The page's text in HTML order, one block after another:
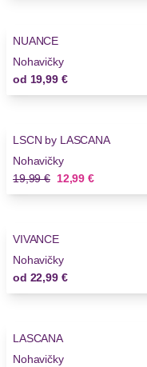
Novinky
NUANCE
Nohavičky
od 19,99 €
LSCN by LASCANA
Nohavičky
Stará cena
19,99 € Nová cena
12,99 €
VIVANCE
Nohavičky
od 22,99 €
Novinky
LASCANA
Nohavičky